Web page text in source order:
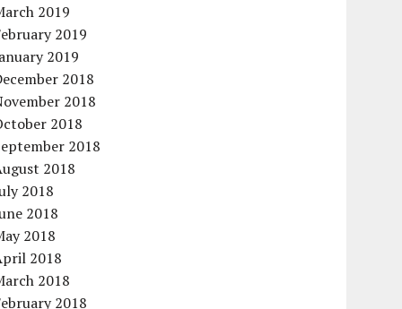
2019
2019
2019
2018
2018
2018
2018
2018
2018
2018
2018
2018
2018
2018